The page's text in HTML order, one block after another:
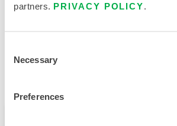
partners. PRIVACY POLICY.
Selection
Necessary
Preferences
相关文件